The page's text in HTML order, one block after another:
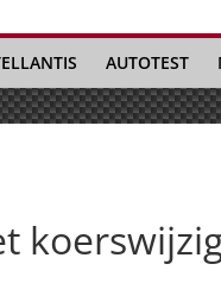
AUTOTEST